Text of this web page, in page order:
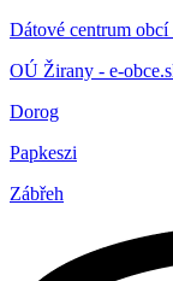
Dátové centrum obcí
OÚ Žirany - e-
Dorog
Papkeszi
Zábřeh